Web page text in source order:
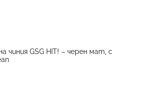
чиния GSG HIT! – черен мат, с